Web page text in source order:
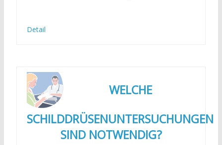
Detail
WELCHE
SCHILDDRÜSENUNTERSUCHUNGEN
SIND NOTWENDIG?